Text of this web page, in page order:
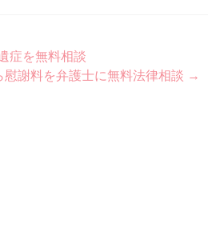
症を無料相談
慰謝料を弁護士に無料法律相談 →